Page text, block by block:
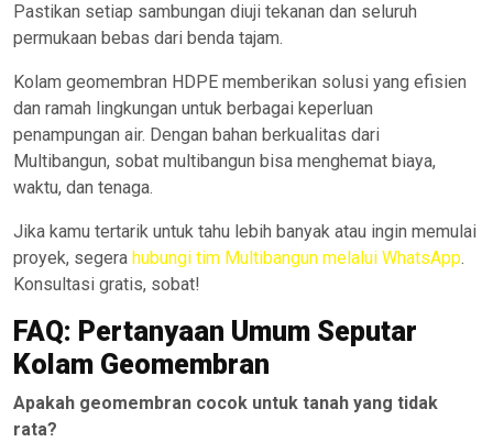
Pastikan setiap sambungan diuji tekanan dan seluruh
permukaan bebas dari benda tajam.
Kolam geomembran HDPE memberikan solusi yang efisien
dan ramah lingkungan untuk berbagai keperluan
penampungan air. Dengan bahan berkualitas dari
Multibangun, sobat multibangun bisa menghemat biaya,
waktu, dan tenaga.
Jika kamu tertarik untuk tahu lebih banyak atau ingin memulai
proyek, segera hubungi tim Multibangun melalui WhatsApp.
Konsultasi gratis, sobat!
FAQ: Pertanyaan Umum Seputar
Kolam Geomembran
Apakah geomembran cocok untuk tanah yang tidak
rata?